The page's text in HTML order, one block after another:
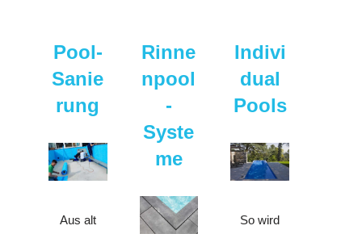
Pool-
Sanie
rung
Aus alt
Rinne
npool
-
Syste
me
Indivi
dual
Pools
So wird